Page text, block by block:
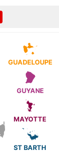
GUADELOUPE
GUYANE
MAYOTTE
ST BARTH